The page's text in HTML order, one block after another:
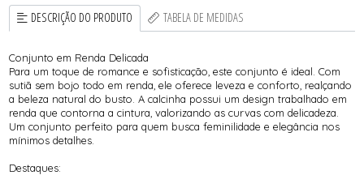
DESCRIÇÃO DO PRODUTO TABELA DE MEDIDAS
Conjunto em Renda Delicada
Para um toque de romance e sofisticação, este conjunto é ideal. Com
sutiã sem bojo todo em renda, ele oferece leveza e conforto, realçando
a beleza natural do busto. A calcinha possui um design trabalhado em
renda que contorna a cintura, valorizando as curvas com delicadeza.
Um conjunto perfeito para quem busca feminilidade e elegância nos
mínimos detalhes.
Destaques: